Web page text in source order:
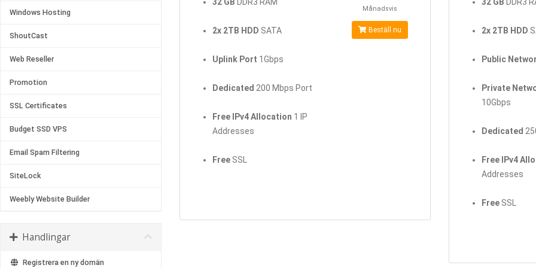
Windows Hosting
ShoutCast
Web Reseller
Promotion
SSL Certificates
Budget SSD VPS
Email Spam Filtering
SiteLock
Weebly Website Builder
Handlingar
Registrera en ny domän
2x 2TB HDD SATA
Uplink Port 1Gbps
Dedicated 200 Mbps Port
Free IPv4 Allocation 1 IP
Addresses
Free SSL
Månadsvis
Beställ nu 2x 2TB HDD
Public
Private
10Gbps
Dedicated
Free IPv4
Addresses
Free SSL